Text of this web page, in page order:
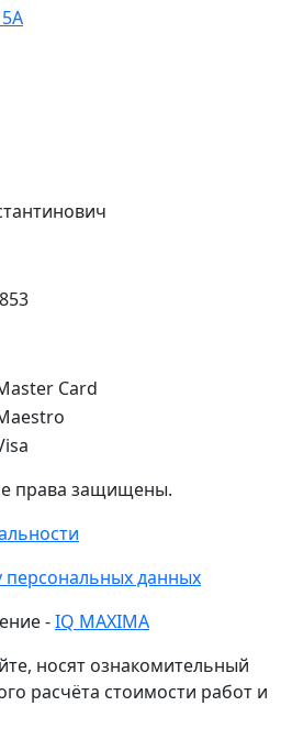
права защищены.
персональных данных
-IQ MAXIMA
носят ознакомительный
расчёта стоимости работ и